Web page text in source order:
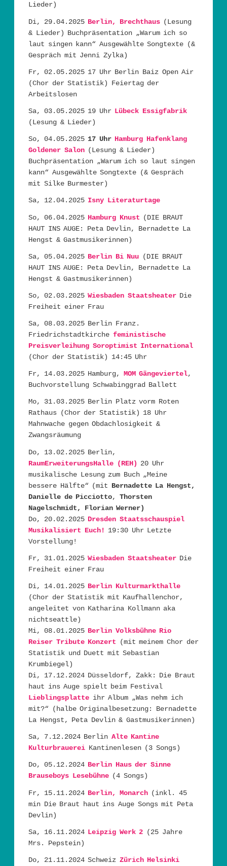
Lieder)
Di, 29.04.2025 Berlin, Brechthaus(Lesung
& Lieder) Buchpräsentation „Warum ich so
laut singen kann“ Ausgewählte Songtexte (&
Gespräch mit Jenni Zylka)
Fr, 02.05.2025 17 Uhr Berlin Baiz Open Air
(Chor der Statistik) Feiertag der
Arbeitslosen
Sa, 03.05.2025 19 Uhr Lübeck Essigfabrik
(Lesung & Lieder)
So, 04.05.2025 17 Uhr Hamburg Hafenklang
Goldener Salon(Lesung & Lieder)
Buchpräsentation „Warum ich so laut singen
kann“ Ausgewählte Songtexte (& Gespräch
mit Silke Burmester)
Sa, 12.04.2025 Isny Literaturtage
So, 06.04.2025 Hamburg Knust (DIE BRAUT
HAUT INS AUGE: Peta Devlin, Bernadette La
Hengst & Gastmusikerinnen)
Sa, 05.04.2025 Berlin Bi Nuu (DIE BRAUT
HAUT INS AUGE: Peta Devlin, Bernadette La
Hengst & Gastmusikerinnen)
So, 02.03.2025Wiesbaden StaatsheaterDie
Freiheit einer Frau
Sa, 08.03.2025 Berlin Franz.
Friedrichstadtkirche feministische
Preisverleihung Soroptimist International
(Chor der Statistik) 14:45 Uhr
Fr, 14.03.2025 Hamburg, MOM Gängeviertel,
Buchvorstellung Schwabinggrad Ballett
Mo, 31.03.2025 Berlin Platz vorm Roten
Rathaus (Chor der Statistik) 18 Uhr
Mahnwache gegen Obdachlosigkeit &
Zwangsräumung
Do, 13.02.2025 Berlin,
RaumErweiterungsHalle (REH) 20 Uhr
musikalische Lesung zum Buch „Meine
bessere Hälfte“ (mit Bernadette La Hengst,
Danielle de Picciotto, Thorsten
Nagelschmidt, Florian Werner)
Do, 20.02.2025 Dresden Staatsschauspiel
Musikalisiert Euch! 19:30 Uhr Letzte
Vorstellung!
Fr, 31.01.2025Wiesbaden StaatsheaterDie
Freiheit einer Frau
Di, 14.01.2025 Berlin Kulturmarkthalle
(Chor der Statistik mit Kaufhallenchor,
angeleitet von Katharina Kollmann aka
nichtseattle)
Mi, 08.01.2025 Berlin Volksbühne Rio
Reiser Tribute Konzert (mit meinem Chor der
Statistik und Duett mit Sebastian
Krumbiegel)
Di, 17.12.2024 Düsseldorf, Zakk: Die Braut
haut ins Auge spielt beim Festival
Lieblingsplatte ihr Album „Was nehm ich
mit?“ (halbe Originalbesetzung: Bernadette
La Hengst, Peta Devlin & Gastmusikerinnen)
Sa, 7.12.2024 Berlin Alte Kantine
Kulturbrauerei Kantinenlesen (3 Songs)
Do, 05.12.2024 Berlin Haus der Sinne
Brauseboys Lesebühne(4 Songs)
Fr, 15.11.2024 Berlin, Monarch(inkl. 45
min Die Braut haut ins Auge Songs mit Peta
Devlin)
Sa, 16.11.2024 Leipzig Werk 2 (25 Jahre
Mrs. Pepstein)
Do, 21.11.2024 Schweiz Zürich Helsinki